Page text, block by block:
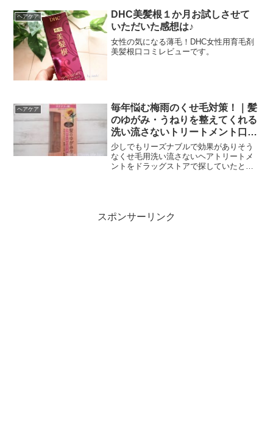
くので、私自身心地よく使っています。
ヘアケア
DHC美髪根１か月お試しさせて
いただいた感想は♪
女性の気になる薄毛！DHC女性用育毛剤
美髪根口コミレビューです。
ヘアケア
毎年悩む梅雨のくせ毛対策！｜髪
のゆがみ・うねりを整えてくれる
洗い流さないトリートメント口コ
ミ
少しでもリーズナブルで効果がありそう
なくせ毛用洗い流さないヘアトリートメ
ントをドラッグストアで探していたとこ
スポンサーリンク